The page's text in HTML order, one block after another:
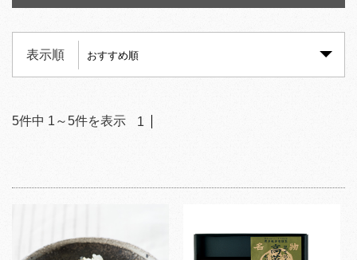
表示順
5件中 1 ～5件を表示 1